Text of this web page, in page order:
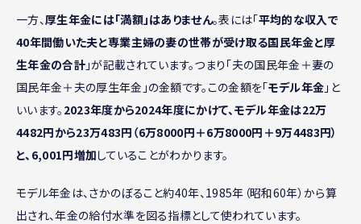
一方、厚生年金には「満額」はありません。表には「平均的な収入で
40年間働いた夫と専業主婦の妻の世帯が受け取る国民年金と厚
生年金の合計」が記載されています。つまり「夫の国民年金＋妻の
国民年金＋夫の厚生年金」の金額です。この金額を「モデル年金 」と
いいます。 2023年度から2024年度にかけて、モデル年金は22万
4482円から23万483円（6万8000円＋6万8000円＋9万4483円）
と、6,001円増加していることがわかります。
モデル年金は、さかのぼること約40年、1985年（昭和60年）から算
出され、年金の給付水準を図る指標として使われています。